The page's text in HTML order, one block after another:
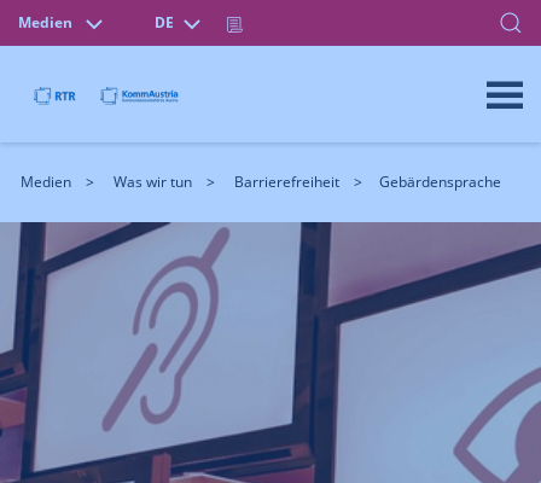
Medien DE
Medien Was wir tun Barrierefreiheit Gebärdensprache